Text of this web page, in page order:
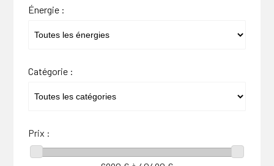
Énergie :
Catégorie :
Prix :